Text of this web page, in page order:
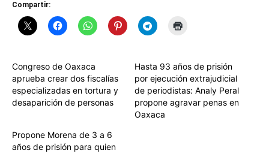
Compartir:
Congreso de Oaxaca
aprueba crear dos fiscalías
especializadas en tortura y
desaparición de personas
Hasta 93 años de prisión
por ejecución extrajudicial
de periodistas: Analy Peral
propone agravar penas en
Oaxaca
Propone Morena de 3 a 6
años de prisión para quien